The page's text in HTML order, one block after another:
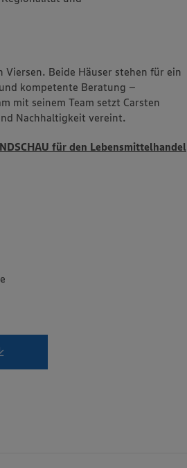
amerikanische Behörden. Zudem
Daten verarbeiten. Weitere
Viersen. Beide Häuser stehen für ein
kompetente Beratung –
mit seinem Team setzt Carsten
Nachhaltigkeit vereint.
für den Lebensmittelhandel